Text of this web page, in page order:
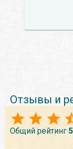
Отзывы и
Общий рейтинг 5